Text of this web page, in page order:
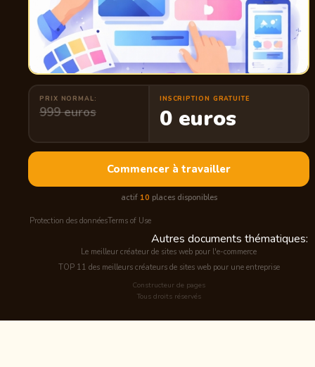
PRIX NORMAL:
999 euros
INSCRIPTION GRATUITE
0 euros
Commencer à travailler
actif 10 places disponibles
Protection des donnéesTerms of Use
Autres documents thématiques:
Le meilleur créateur de sites web pour l'e-commerce
TOP 11 des meilleurs créateurs de sites web pour une entreprise
Constructeur de pages
Tous droits réservés